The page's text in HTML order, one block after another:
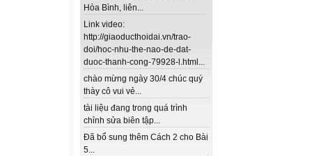
Hòa Bình, liên...
Link video:
http://giaoducthoidai.vn/trao-
doi/hoc-nhu-the-nao-de-dat-
duoc-thanh-cong-79928-l.html...
chào mừng ngày 30/4 chúc quý
thày cô vui vẻ...
tài liệu đang trong quá trình
chỉnh sửa biên tập...
Đã bổ sung thêm Cách 2 cho Bài
5...